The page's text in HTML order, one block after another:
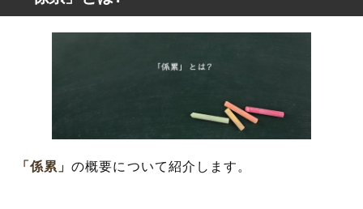
「係累」とは?
「係累」を使った例文と意味を解釈
「係累」の類語や類義語・言い換え
「係累」の概要について紹介します。